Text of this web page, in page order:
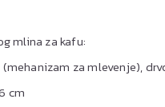
mlina za kafu:
za mlevenje),
cm